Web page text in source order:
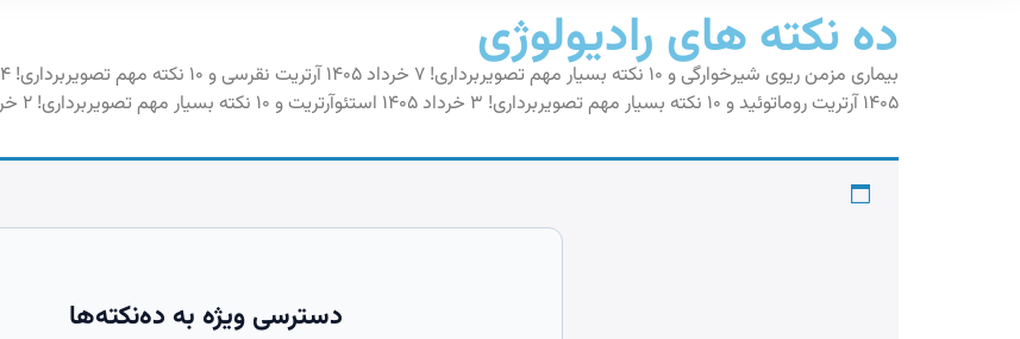
ده نکته های رادیولوژی
۱۴۰۵ آرتریت روماتوئید و ۱۰ نکته بسیار مهم تصویربرداری! ۳ خرداد ۱۴۰۵ استئوآرتریت و ۱۰ نکته بسیار مهم تصویربرداری! ۲ خرداد ۱۴۰۵ رویکرد
دسترسی ویژه به ده‌نکته‌ها